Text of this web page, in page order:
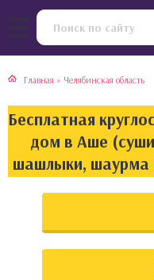
Главная » Челябинская область
Бесплатная
дом в Аше
шашлыки, шаурма
кухня
кухня
кухня